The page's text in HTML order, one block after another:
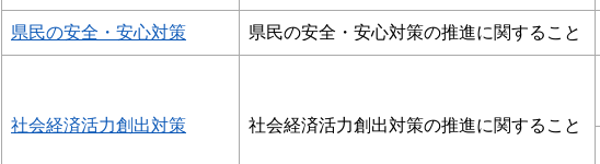
県民の安全・安心対策 県民の安全・安心対策の推進に関すること
社会経済活力創出対策 社会経済活力創出対策の推進に関すること